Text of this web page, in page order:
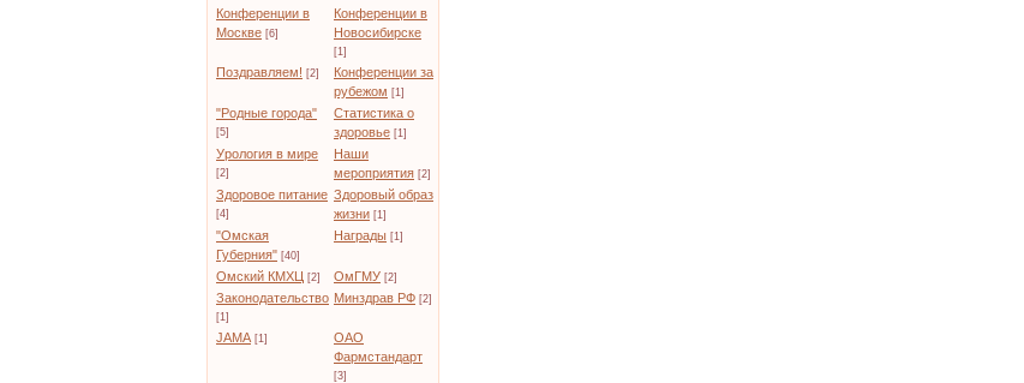
Конференции в
Москве [6]
Конференции в
Новосибирске
[1]
Поздравляем! [2]
Конференции за
рубежом [1]
"Родные города"
[5]
Статистика о
здоровье [1]
Урология в мире
[2]
Наши
мероприятия [2]
Здоровое питание
[4]
Здоровый образ
жизни [1]
"Омская
Губерния" [40]
Награды [1]
Омский КМХЦ [2] ОмГМУ [2]
Законодательство
[1]
Минздрав РФ [2]
JAMA [1]
ОАО
Фармстандарт
[3]